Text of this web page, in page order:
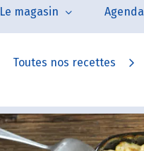
Le magasin Agenda
Toutes nos recettes